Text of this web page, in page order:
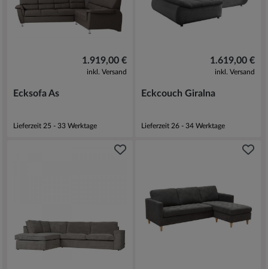
1.919,00 €
inkl. Versand
Ecksofa As
Lieferzeit 25 - 33 Werktage
1.619,00 €
inkl. Versand
Eckcouch Giralna
Lieferzeit 26 - 34 Werktage